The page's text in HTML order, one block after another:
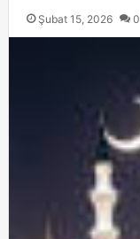
Şubat 15, 2026 0